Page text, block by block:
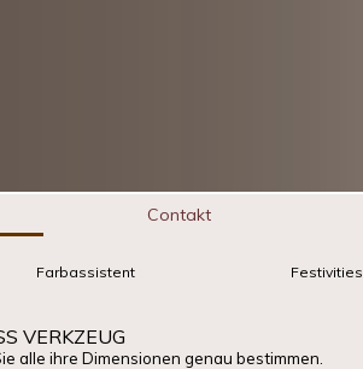
Contakt
Farbassistent Festivities
VERKZEUG
alle ihre Dimensionen genau bestimmen.